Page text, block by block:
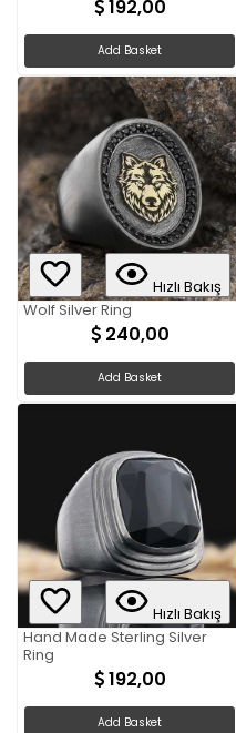
192,00
Add Basket
Hızlı Bakış
Wolf Silver Ring
240,00
Add Basket
Hızlı Bakış
Hand Made Sterling Silver
Ring
192,00
Add Basket